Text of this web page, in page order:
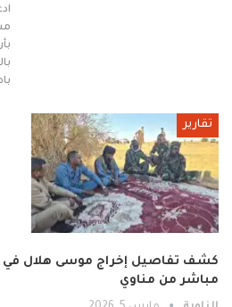
تقارير
كشف تفاصيل إخراج موسى هلال في
مباشر من مناوي